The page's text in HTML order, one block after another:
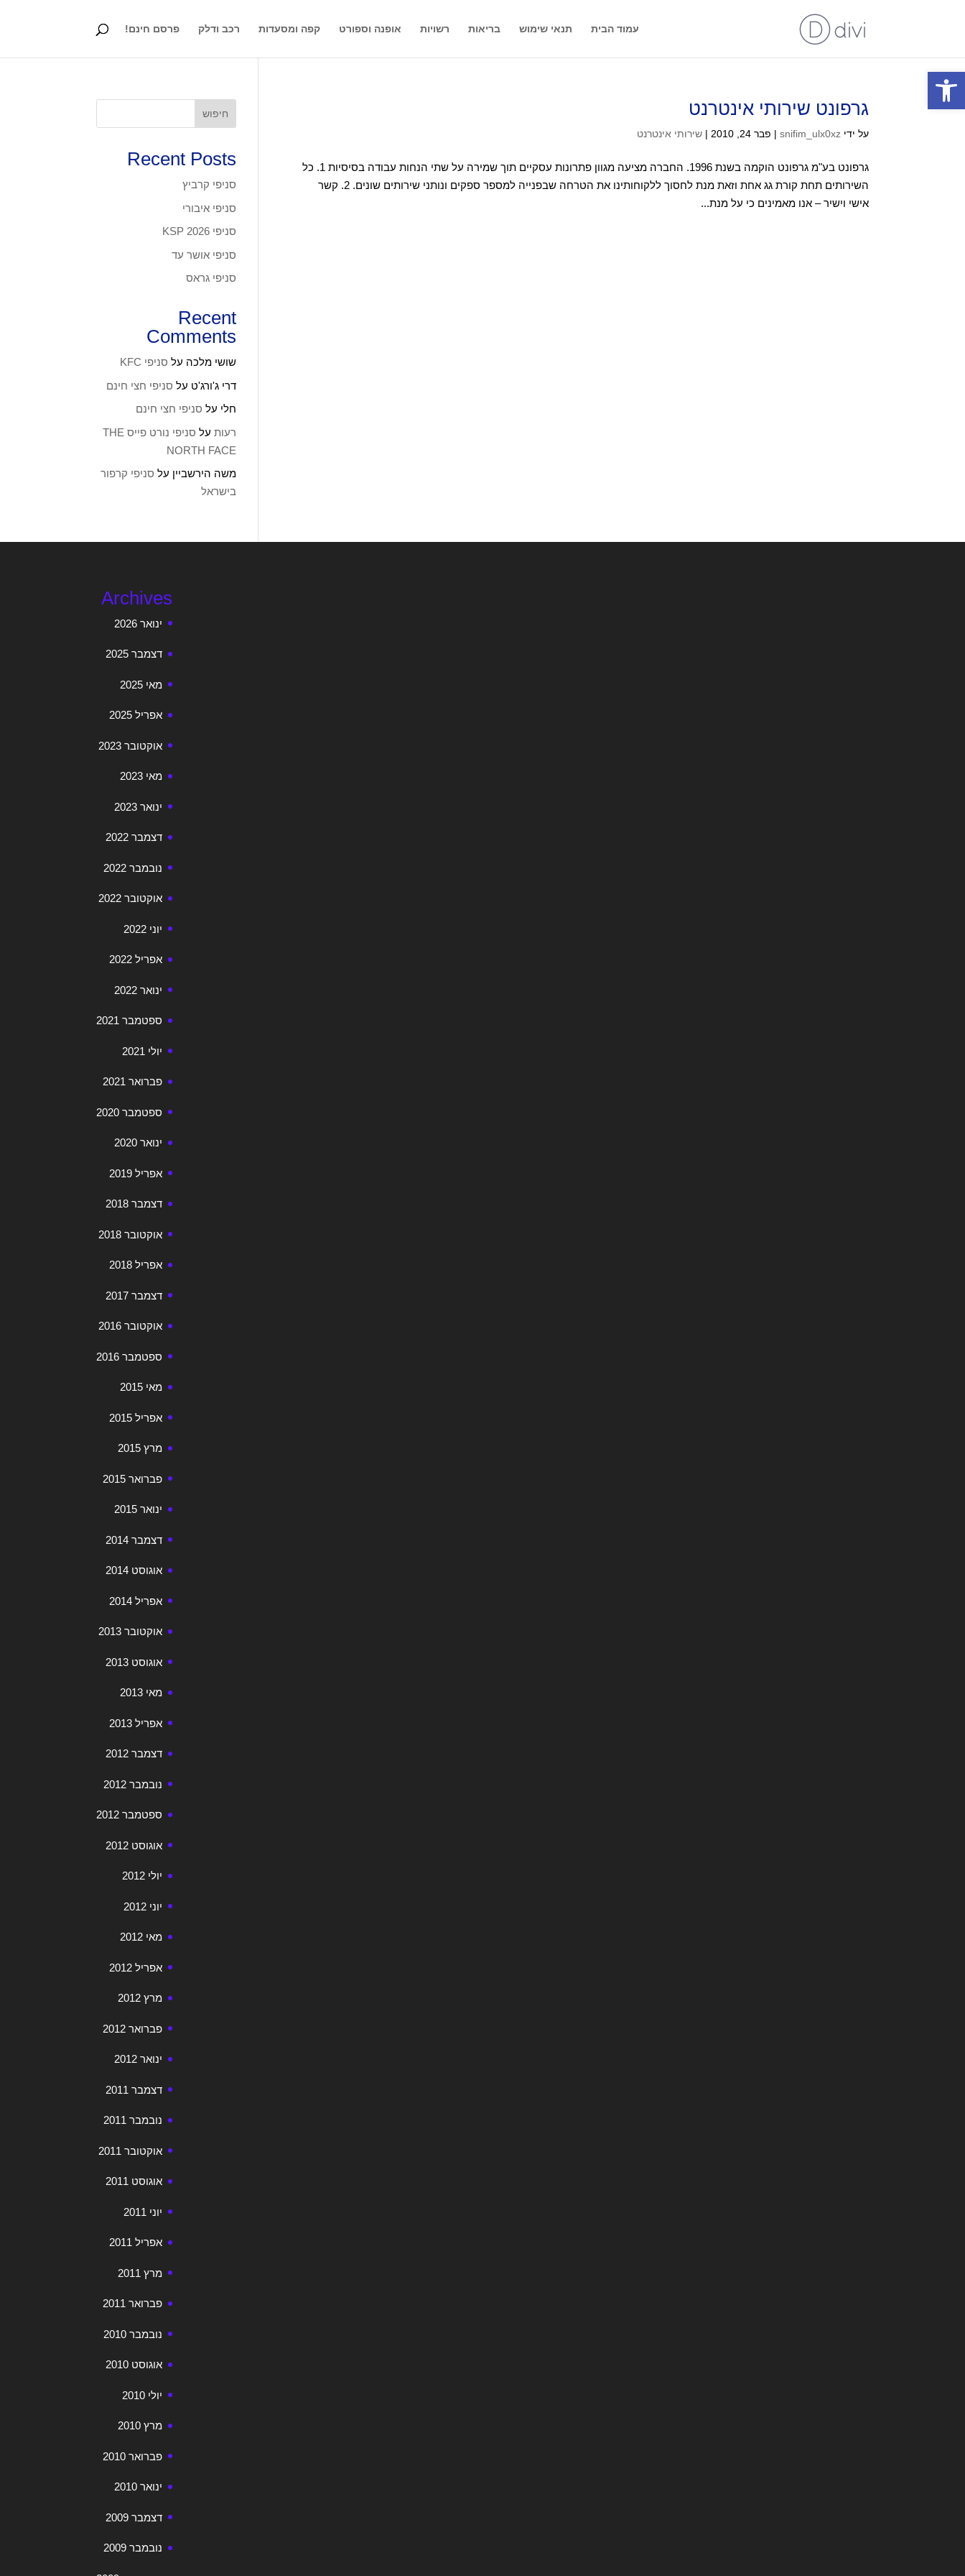
עמוד הבית תנאי שימוש בריאות רשויות אופנה וספורט קפה ומסעדות רכב ודלק פרסם חינם!
גרפונט שירותי אינטרנט
על ידיsnifim_ulx0xz
| פבר 24, 2010 |שירותי אינטרנט
גרפונט בע"מ גרפונט הוקמה בשנת 1996. החברה מציעה מגוון פתרונות עסקיים תוך שמירה על שתי הנחות עבודה בסיסיות 1. כל
השירותים תחת קורת גג אחת וזאת מנת לחסוך ללקוחותינו את הטרחה שבפנייה למספר ספקים ונותני שירותים שונים. 2. קשר
אישי וישיר – אנו מאמינים כי על מנת...
חיפוש
Recent Posts
סניפי קרביץ
סניפי איבורי
סניפי KSP 2026
סניפי אושר עד
סניפי גראס
Recent
Comments
שושי מלכה על סניפי KFC
דרי ג'ורג'ט על סניפי חצי חינם
חלי על סניפי חצי חינם
רעות על
סניפי נורט פייס THE
NORTH FACE
משה הירשביין על סניפי קרפור
בישראל
Archives
ינואר 2026
דצמבר 2025
מאי 2025
אפריל 2025
אוקטובר 2023
מאי 2023
ינואר 2023
דצמבר 2022
נובמבר 2022
אוקטובר 2022
יוני 2022
אפריל 2022
ינואר 2022
ספטמבר 2021
יולי 2021
פברואר 2021
ספטמבר 2020
ינואר 2020
אפריל 2019
דצמבר 2018
אוקטובר 2018
אפריל 2018
דצמבר 2017
אוקטובר 2016
ספטמבר 2016
מאי 2015
אפריל 2015
מרץ 2015
פברואר 2015
ינואר 2015
דצמבר 2014
אוגוסט 2014
אפריל 2014
אוקטובר 2013
אוגוסט 2013
מאי 2013
אפריל 2013
דצמבר 2012
נובמבר 2012
ספטמבר 2012
אוגוסט 2012
יולי 2012
יוני 2012
מאי 2012
אפריל 2012
מרץ 2012
פברואר 2012
ינואר 2012
דצמבר 2011
נובמבר 2011
אוקטובר 2011
אוגוסט 2011
יוני 2011
אפריל 2011
מרץ 2011
פברואר 2011
נובמבר 2010
אוגוסט 2010
יולי 2010
מרץ 2010
פברואר 2010
ינואר 2010
דצמבר 2009
נובמבר 2009
פתח סרגל נגישות